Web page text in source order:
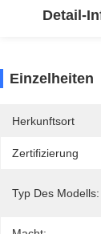
Detail-
Einzelheiten
Herkunftsort
Zertifizierung
Typ Des Modells: